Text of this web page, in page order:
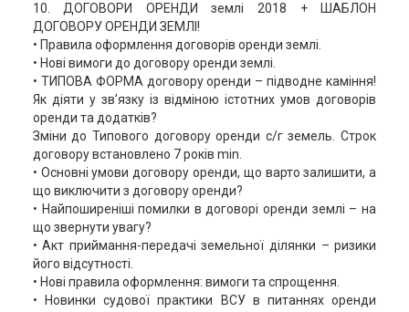
10. ДОГОВОРИ ОРЕНДИ землі 2018 + ШАБЛОН
ДОГОВОРУ ОРЕНДИ ЗЕМЛІ!
• Правила оформлення договорів оренди землі.
• Нові вимоги до договору оренди землі.
• ТИПОВА ФОРМА договору оренди – підводне каміння!
Як діяти у зв’язку із відміною істотних умов договорів
оренди та додатків?
Зміни до Типового договору оренди с/г земель. Строк
договору встановлено 7 років min.
• Основні умови договору оренди, що варто залишити, а
що виключити з договору оренди?
• Найпоширеніші помилки в договорі оренди землі – на
що звернути увагу?
• Акт приймання-передачі земельної ділянки – ризики
його відсутності.
• Нові правила оформлення: вимоги та спрощення.
• Новинки судової практики ВСУ в питаннях оренди